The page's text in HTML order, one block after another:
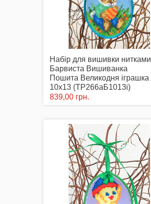
Вишиті картини, рушники
Подарункові сертифікати
Набір для вишивки нитками
Барвиста Вишиванка
Пошита Великодня іграшка
10х13 (ТР266аБ1013i)
839,00 грн.